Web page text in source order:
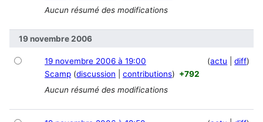
Aucun résumé des modifications
19 novembre 2006
actu diff
19 novembre 2006 à 19:00
Scamp discussion contributions
+792
Aucun résumé des modifications